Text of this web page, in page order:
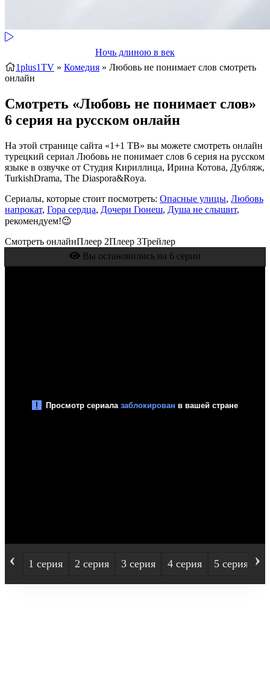
Ночь длиною в век
1plus1TV » Комедия » Любовь не понимает слов смотреть
онлайн
Смотреть «Любовь не понимает слов»
6 серия на русском онлайн
На этой странице сайта «1+1 ТВ» вы можете смотреть онлайн
турецкий сериал Любовь не понимает слов 6 серия на русском
языке в озвучке от Студия Кириллица, Ирина Котова, Дубляж,
TurkishDrama, The Diaspora&Roya.
Сериалы, которые стоит посмотреть: Опасные улицы, Любовь
напрокат, Гора сердца, Дочери Гюнеш, Душа не слышит,
рекомендуем!😉
Смотреть онлайнПлеер 2Плеер 3Трейлер
Вы остановились на 6 серии
‹ 1 серия 2 серия 3 серия 4 серия 5 серия ›